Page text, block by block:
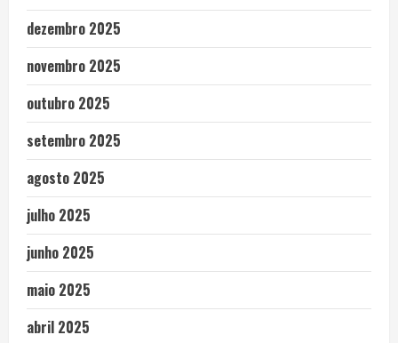
dezembro 2025
novembro 2025
outubro 2025
setembro 2025
agosto 2025
julho 2025
junho 2025
maio 2025
abril 2025